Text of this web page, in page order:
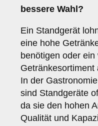
bessere Wahl?
Ein Standgerät
eine hohe
benötigen oder ein
Getränkesortiment
In der
sind Standgeräte
da sie den hohen
Qualität und